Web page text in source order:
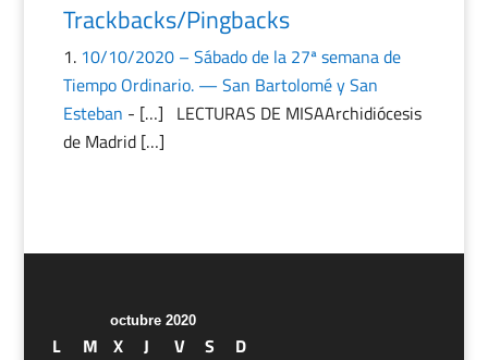
Trackbacks/Pingbacks
10/10/2020 – Sábado de la 27ª semana de
Tiempo Ordinario. — San Bartolomé y San
Esteban - […] LECTURAS DE MISAArchidiócesis
de Madrid […]
octubre 2020
L M X J V S
D